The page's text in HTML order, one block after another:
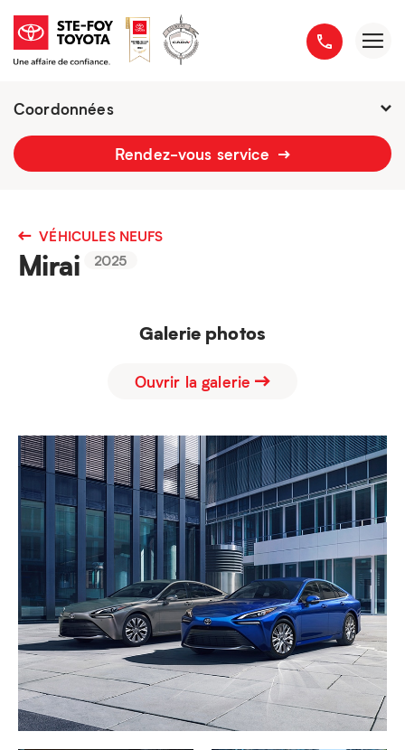
Coordonnées
2777 boulevard du Versant-Nord
Rendez-vous service
VÉHICULES NEUFS
Mirai 2025
Galerie photos
Ouvrir la galerie